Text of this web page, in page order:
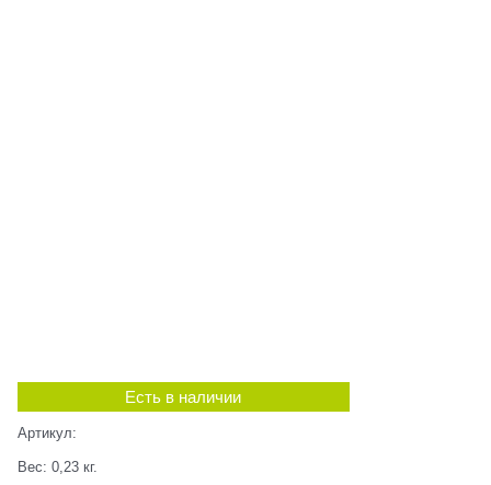
Есть в наличии
Артикул:
Вес: 0,23 кг.